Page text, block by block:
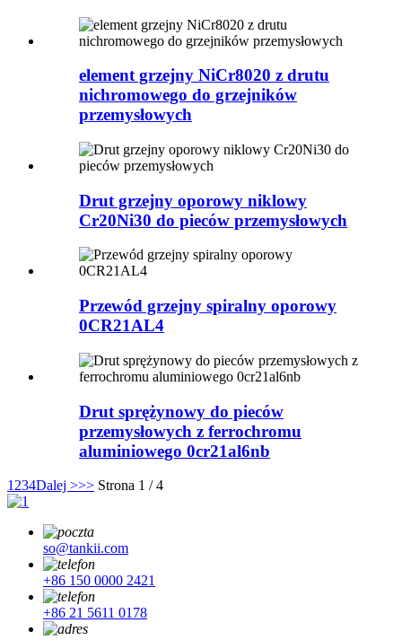
element grzejny NiCr8020 z drutu
nichromowego do grzejników
przemysłowych
Drut grzejny oporowy niklowy
Cr20Ni30 do pieców przemysłowych
Przewód grzejny spiralny oporowy
0CR21AL4
Drut sprężynowy do pieców
przemysłowych z ferrochromu
aluminiowego 0cr21al6nb
1 234Dalej >>> Strona 1 / 4
so@tankii.com
+86 150 0000 2421
+86 21 5611 0178